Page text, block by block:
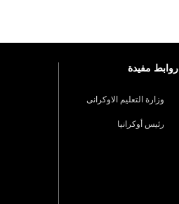
روابط مفيدة
وزارة التعليم الاوكرانى
رئيس أوكرانيا